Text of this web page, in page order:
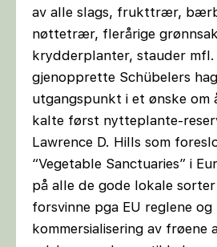
av alle slags, frukttrær,
nøttetrær, flerårige
krydderplanter, stauder mfl.
gjenopprette Schübelers
utgangspunkt i et ønske
kalte først nytteplante-
Lawrence D. Hills som
“Vegetable Sanctuaries” i
på alle de gode lokale
forsvinne pga EU reglene og
kommersialisering av frøene